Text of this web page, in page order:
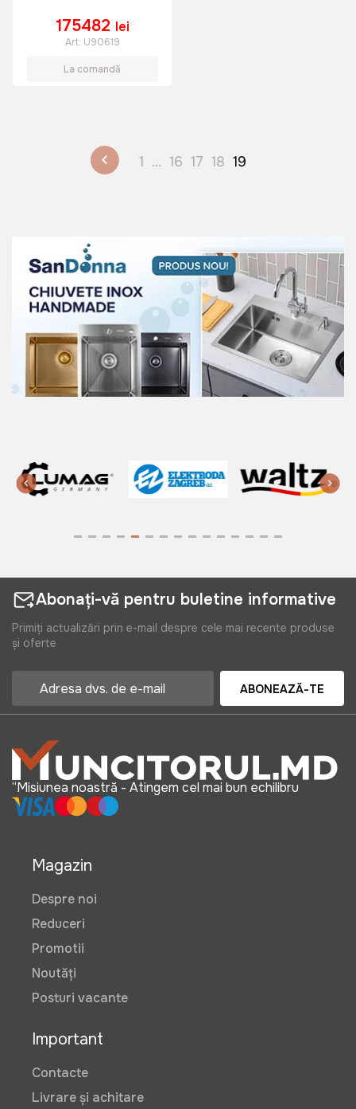
175482 lei
Art: U90619
La comandă
1 ... 16 17 18 19
Abonați-vă pentru buletine informative
Primiți actualizări prin e-mail despre cele mai recente produse
și oferte
ABONEAZĂ-TE
“Misiunea noastră - Atingem cel mai bun echilibru
Magazin
Despre noi
Reduceri
Promotii
Noutăți
Posturi vacante
Important
Contacte
Livrare și achitare